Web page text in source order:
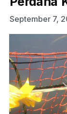
September 7,